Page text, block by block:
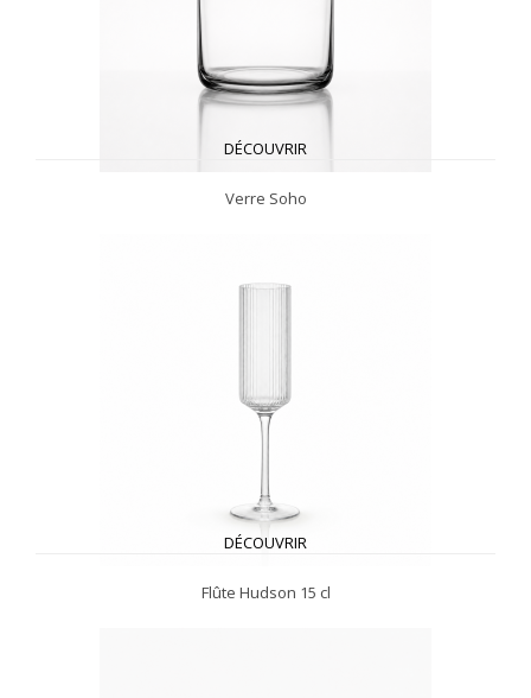
DÉCOUVRIR
Verre Soho
DÉCOUVRIR
Flûte Hudson 15 cl